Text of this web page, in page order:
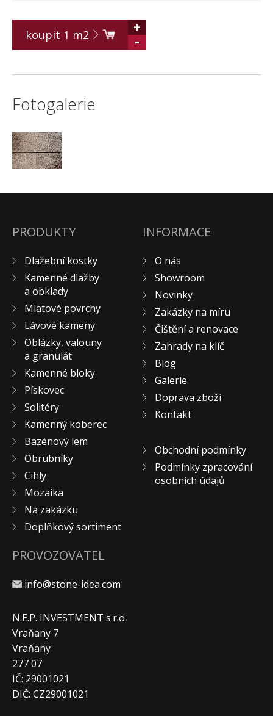
koupit 1 m2
+
-
Fotogalerie
PRODUKTY
Dlažební kostky
Kamenné dlažby
a obklady
Mlatové povrchy
Lávové kameny
Oblázky, valouny
a granulát
Kamenné bloky
Pískovec
Solitéry
Kamenný koberec
Bazénový lem
Obrubníky
Cihly
Mozaika
Na zakázku
Doplňkový sortiment
INFORMACE
O nás
Showroom
Novinky
Zakázky na míru
Čištění a renovace
Zahrady na klíč
Blog
Galerie
Doprava zboží
Kontakt
Obchodní podmínky
Podmínky zpracování
osobních údajů
PROVOZOVATEL
info@stone-idea.com
N.E.P. INVESTMENT s.r.o.
Vraňany 7
Vraňany
277 07
IČ: 29001021
DIČ: CZ29001021